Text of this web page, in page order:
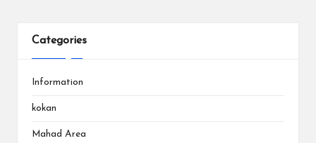
Categories
Information
kokan
Mahad Area